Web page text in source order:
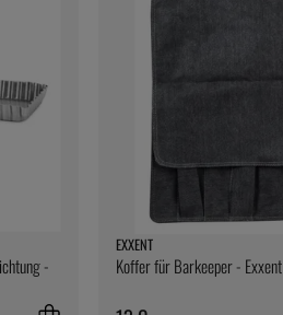
-
EXXENT
Koffer für Barkeeper - Exxent